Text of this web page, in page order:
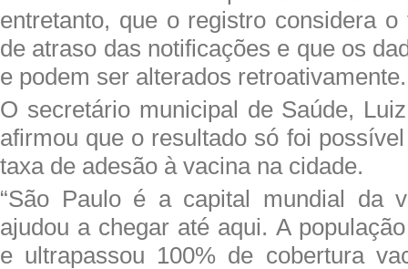
entretanto, que o registro considera
de atraso das notificações e que os
e podem ser alterados retroativamente.
O secretário municipal de Saúde,
afirmou que o resultado só foi
taxa de adesão à vacina na cidade.
“São Paulo é a capital mundial da
ajudou a chegar até aqui. A
e ultrapassou 100% de cobertura